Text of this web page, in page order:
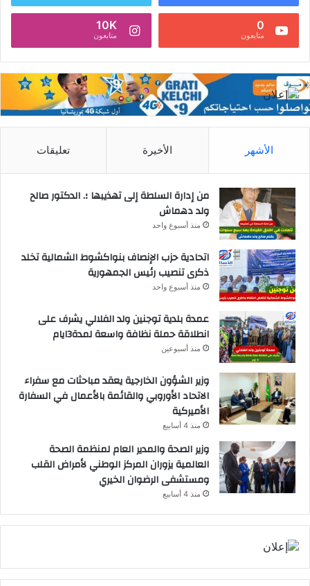
0
متابعون
10K
متابعون
الأشهر الأخيرة تعليقات
من إدارة السلطة إلى تهذيبها ؛. الدكتور صالح
ولد دهماش
منذ أسبوع واحد
اتحادية حزب الإنصاف بنواكشوط الشمالية تخلد
ذكرى تنصيب رئيس الجمهورية
منذ أسبوع واحد
عمدة بلدية توجنين ولد الفلالي يشرف على
انطلاقة حملة نظافة واسعة لمدة3ايام
منذ أسبوعين
وزير الشؤون الخارجية يعقد مباحثات مع سفراء
الاتحاد الأوروبي والقائمة بالأعمال في السفارة
الأميركية
منذ 4 أسابيع
وزير الصحة والمدير العام لمنظمة الصحة
العالمية يزوران المركز الوطني لأمراض القلب
ومستشفى الرضوان الخيري
منذ 4 أسابيع